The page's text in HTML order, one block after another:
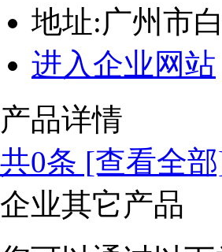
地址:广州市
进入企业网站
产品详情
共0条 [查看全
企业其它产品